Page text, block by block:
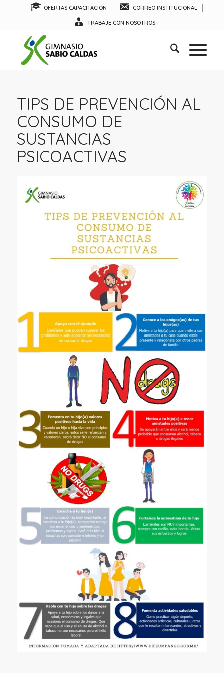
OFERTAS CAPACITACIÓN CORREO INSTITUCIONAL
TRABAJE CON NOSOTROS
TIPS DE PREVENCIÓN AL
CONSUMO DE
SUSTANCIAS
PSICOACTIVAS